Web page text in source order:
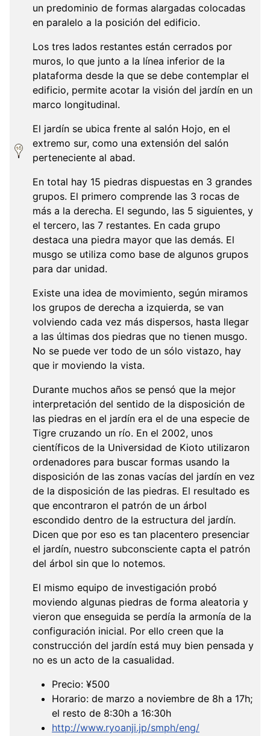
un predominio de formas alargadas colocadas
en paralelo a la posición del edificio.
Los tres lados restantes están cerrados por
muros, lo que junto a la línea inferior de la
plataforma desde la que se debe contemplar el
edificio, permite acotar la visión del jardín en un
marco longitudinal.
El jardín se ubica frente al salón Hojo, en el
extremo sur, como una extensión del salón
perteneciente al abad.
En total hay 15 piedras dispuestas en 3 grandes
grupos. El primero comprende las 3 rocas de
más a la derecha. El segundo, las 5 siguientes, y
el tercero, las 7 restantes. En cada grupo
destaca una piedra mayor que las demás. El
musgo se utiliza como base de algunos grupos
para dar unidad.
Existe una idea de movimiento, según miramos
los grupos de derecha a izquierda, se van
volviendo cada vez más dispersos, hasta llegar
a las últimas dos piedras que no tienen musgo.
No se puede ver todo de un sólo vistazo, hay
que ir moviendo la vista.
Durante muchos años se pensó que la mejor
interpretación del sentido de la disposición de
las piedras en el jardín era el de una especie de
Tigre cruzando un río. En el 2002, unos
científicos de la Universidad de Kioto utilizaron
ordenadores para buscar formas usando la
disposición de las zonas vacías del jardín en vez
de la disposición de las piedras. El resultado es
que encontraron el patrón de un árbol
escondido dentro de la estructura del jardín.
Dicen que por eso es tan placentero presenciar
el jardín, nuestro subconsciente capta el patrón
del árbol sin que lo notemos.
El mismo equipo de investigación probó
moviendo algunas piedras de forma aleatoria y
vieron que enseguida se perdía la armonía de la
configuración inicial. Por ello creen que la
construcción del jardín está muy bien pensada y
no es un acto de la casualidad.
Precio: ¥500
Horario: de marzo a noviembre de 8h a 17h;
el resto de 8:30h a 16:30h
http://www.ryoanji.jp/smph/eng/